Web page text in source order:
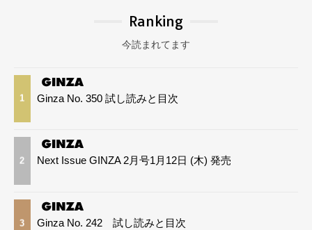
Ranking
今読まれてます
1 Ginza No. 350 試し読みと目次
2 Next Issue GINZA 2月号1月12日 (木) 発売
3 Ginza No. 242 試し読みと目次